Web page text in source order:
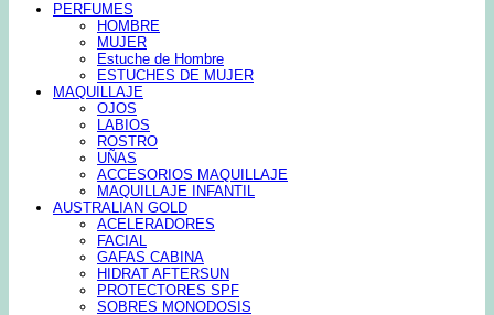
PERFUMES
HOMBRE
MUJER
Estuche de Hombre
ESTUCHES DE MUJER
MAQUILLAJE
OJOS
LABIOS
ROSTRO
UÑAS
ACCESORIOS MAQUILLAJE
MAQUILLAJE INFANTIL
AUSTRALIAN GOLD
ACELERADORES
FACIAL
GAFAS CABINA
HIDRAT AFTERSUN
PROTECTORES SPF
SOBRES MONODOSIS